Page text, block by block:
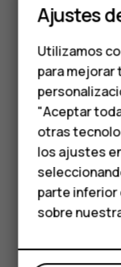
HMD
Para
Tienda
CAMERA
El
para
Ajustes
Utilizamos
para mejorar
"Aceptar
otras
los ajustes
parte inferior
sobre